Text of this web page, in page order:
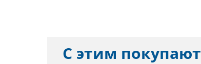
С этим покупают